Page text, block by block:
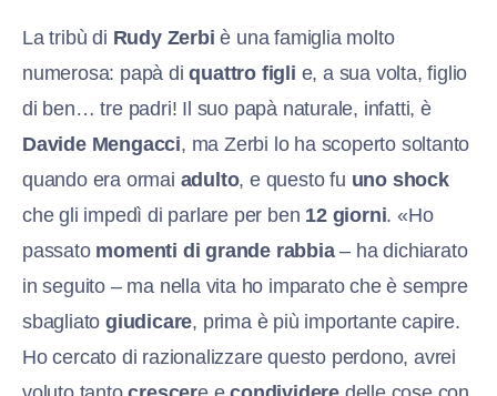
La tribù di Rudy Zerbi è una famiglia molto
numerosa: papà diquattro figli e, a sua volta, figlio
di ben… tre padri! Il suo papà naturale, infatti, è
Davide Mengacci, ma Zerbi lo ha scoperto soltanto
quando era ormai adulto, e questo fu uno shock
che gli impedì di parlare per ben 12 giorni. «Ho
passato momenti di grande rabbia– ha dichiarato
in seguito – ma nella vita ho imparato che è sempre
sbagliato giudicare, prima è più importante capire.
Ho cercato di razionalizzare questo perdono, avrei